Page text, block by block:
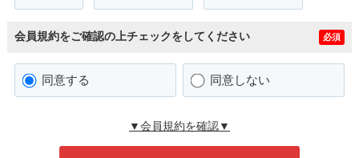
会員規約をご確認の上チェックをしてください 必須
同意する 同意しない
▼会員規約を確認▼